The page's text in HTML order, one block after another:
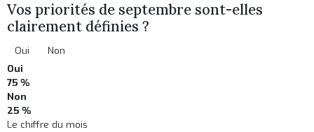
Vos priorités de septembre sont-elles
clairement définies ?
Oui
Non
Oui
75 %
Non
25 %
Le chiffre du mois